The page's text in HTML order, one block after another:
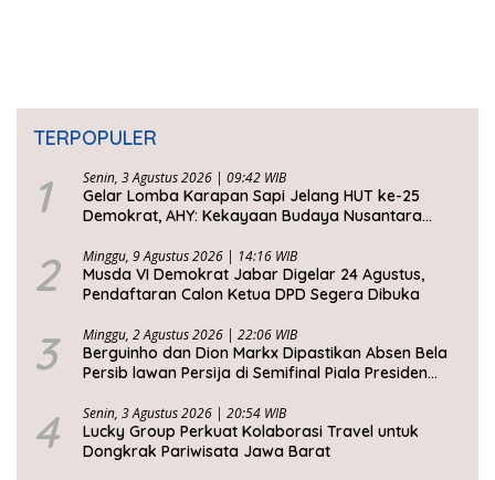
TERPOPULER
1 Senin, 3 Agustus 2026 | 09:42 WIB
Gelar Lomba Karapan Sapi Jelang HUT ke-25
Demokrat, AHY: Kekayaan Budaya Nusantara
2 Minggu, 9 Agustus 2026 | 14:16 WIB
Musda VI Demokrat Jabar Digelar 24 Agustus,
Pendaftaran Calon Ketua DPD Segera Dibuka
3 Minggu, 2 Agustus 2026 | 22:06 WIB
Berguinho dan Dion Markx Dipastikan Absen Bela
Persib lawan Persija di Semifinal Piala Presiden
4 Senin, 3 Agustus 2026 | 20:54 WIB
Lucky Group Perkuat Kolaborasi Travel untuk
Dongkrak Pariwisata Jawa Barat